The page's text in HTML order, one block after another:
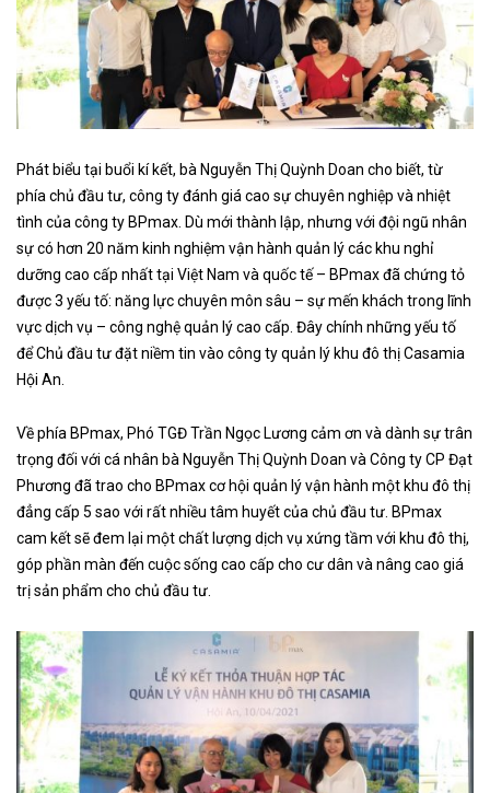
Phát biểu tại buổi kí kết, bà Nguyễn Thị Quỳnh Doan cho biết, từ
phía chủ đầu tư, công ty đánh giá cao sự chuyên nghiệp và nhiệt
tình của công ty BPmax. Dù mới thành lập, nhưng với đội ngũ nhân
sự có hơn 20 năm kinh nghiệm vận hành quản lý các khu nghỉ
dưỡng cao cấp nhất tại Việt Nam và quốc tế – BPmax đã chứng tỏ
được 3 yếu tố: năng lực chuyên môn sâu – sự mến khách trong lĩnh
vực dịch vụ – công nghệ quản lý cao cấp. Đây chính những yếu tố
để Chủ đầu tư đặt niềm tin vào công ty quản lý khu đô thị Casamia
Hội An.
Về phía BPmax, Phó TGĐ Trần Ngọc Lương cảm ơn và dành sự trân
trọng đối với cá nhân bà Nguyễn Thị Quỳnh Doan và Công ty CP Đạt
Phương đã trao cho BPmax cơ hội quản lý vận hành một khu đô thị
đẳng cấp 5 sao với rất nhiều tâm huyết của chủ đầu tư. BPmax
cam kết sẽ đem lại một chất lượng dịch vụ xứng tầm với khu đô thị,
góp phần màn đến cuộc sống cao cấp cho cư dân và nâng cao giá
trị sản phẩm cho chủ đầu tư.